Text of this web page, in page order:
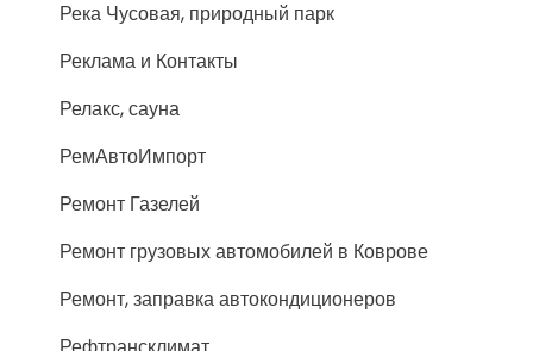
Река Чусовая, природный парк
Реклама и Контакты
Релакс, сауна
РемАвтоИмпорт
Ремонт Газелей
Ремонт грузовых автомобилей в Коврове
Ремонт, заправка автокондиционеров